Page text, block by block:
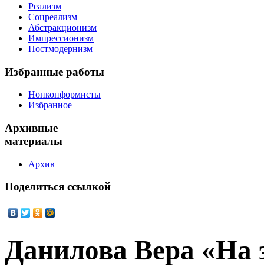
Реализм
Соцреализм
Абстракционизм
Импрессионизм
Постмодернизм
Избранные работы
Нонконформисты
Избранное
Архивные
материалы
Архив
Поделиться ссылкой
Данилова Вера «На